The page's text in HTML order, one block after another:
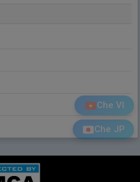
Che JP
Che VI